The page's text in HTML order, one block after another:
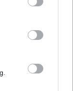
party tags to
below Google
x